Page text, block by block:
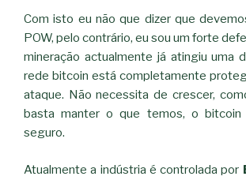
Com isto eu não que dizer que
POW, pelo contrário, eu sou um forte
mineração actualmente já atingiu uma
rede bitcoin está completamente
ataque. Não necessita de crescer,
basta manter o que temos, o bitcoin
seguro.
Atualmente a indústria é controlada por